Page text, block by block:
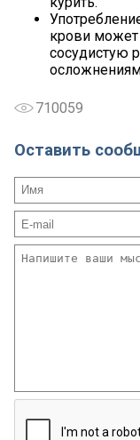
крови
сосудистую
710059
Оставить